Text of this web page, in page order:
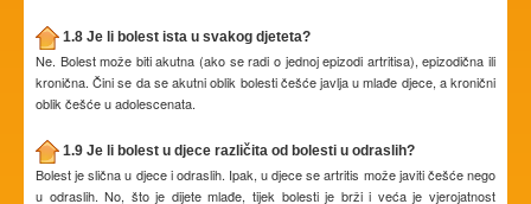
1.8 Je li bolest ista u svakog djeteta?
Ne. Bolest može biti akutna (ako se radi o jednoj epizodi artritisa), epizodična ili
kronična. Čini se da se akutni oblik bolesti češće javlja u mlađe djece, a kronični
oblik češće u adolescenata.
1.9 Je li bolest u djece različita od bolesti u odraslih?
Bolest je slična u djece i odraslih. Ipak, u djece se artritis može javiti češće nego
u odraslih. No, što je dijete mlađe, tijek bolesti je brži i veća je vjerojatnost